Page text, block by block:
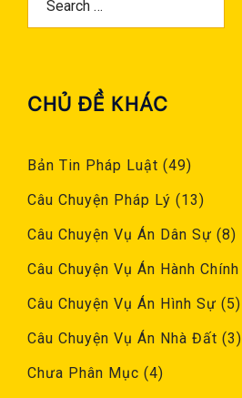
CHỦ ĐỀ KHÁC
Bản Tin Pháp Luật (49)
Câu Chuyện Pháp Lý (13)
Câu Chuyện Vụ Án Dân Sự (8)
Câu Chuyện Vụ Án Hành Chính
Câu Chuyện Vụ Án Hình Sự (5)
Câu Chuyện Vụ Án Nhà Đất (3)
Chưa Phân Mục (4)